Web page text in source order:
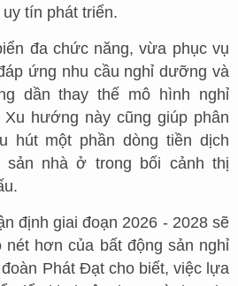
tín phát triển.
đa chức năng, vừa phục vụ
ứng nhu cầu nghỉ dưỡng và
dần thay thế mô hình nghỉ
hướng này cũng giúp phân
hút một phần dòng tiền dịch
sản nhà ở trong bối cảnh thị
định giai đoạn 2026 - 2028 sẽ
nét hơn của bất động sản nghỉ
Phát Đạt cho biết, việc lựa